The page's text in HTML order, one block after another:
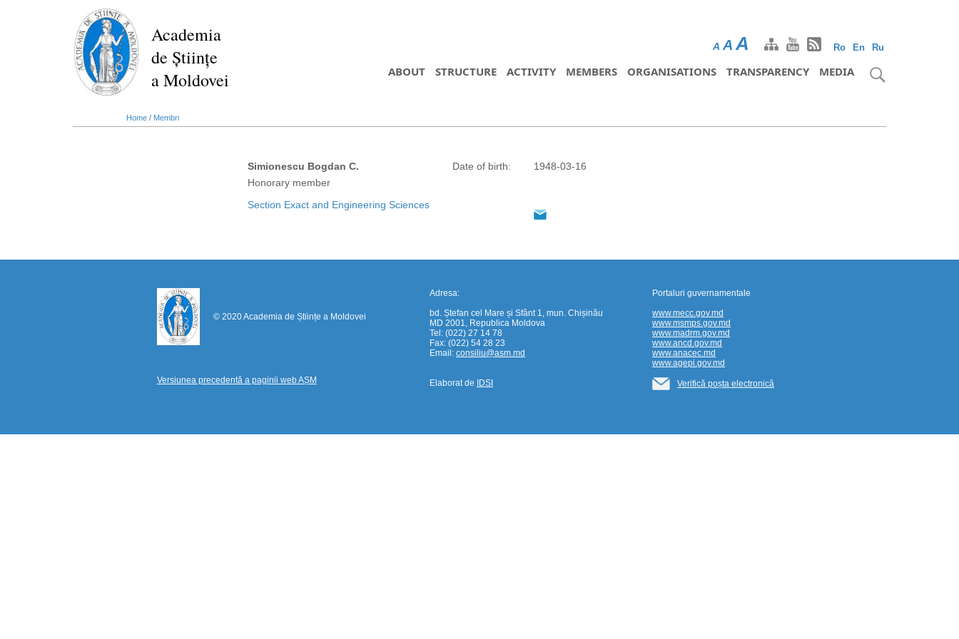
Academia
de Științe
a Moldovei
Ro En Ru
A A A
ABOUT STRUCTURE ACTIVITY MEMBERS ORGANISATIONS TRANSPARENCY MEDIA
Home / Membri
Simionescu Bogdan C.
Honorary member
Date of birth: 1948-03-16
Section Exact and Engineering Sciences
© 2020 Academia de Științe a Moldovei
Versiunea precedentă a paginii web AȘM
Adresa:
bd. Ștefan cel Mare și Sfânt 1, mun. Chișinău
MD 2001, Republica Moldova
Tel: (022) 27 14 78
Fax: (022) 54 28 23
Email: consiliu@asm.md
Elaborat de IDSI
https://propletenie.ru/
Portaluri guvernamentale
www.mecc.gov.md
www.msmps.gov.md
www.madrm.gov.md
www.ancd.gov.md
www.anacec.md
www.agepi.gov.md
Verifică poșta electronică